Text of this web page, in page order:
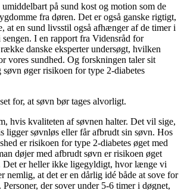
på sund kost og motion som de
fra døren. Det er også ganske rigtigt,
at en sund livsstil også afhænger af de timer i
I en rapport fra Vidensråd for
danske eksperter undersøgt, hvilken
vores sundhed. Og forskningen taler sit
øger risikoen for type 2-diabetes
for, at søvn bør tages alvorligt.
hvis kvaliteten af søvnen halter. Det vil sige,
ligger søvnløs eller får afbrudt sin søvn. Hos
er risikoen for type 2-diabetes øget med
døjer med afbrudt søvn er risikoen øget
Det er heller ikke ligegyldigt, hvor længe vi
nemlig, at det er en dårlig idé både at sove for
der sover under 5-6 timer i døgnet,